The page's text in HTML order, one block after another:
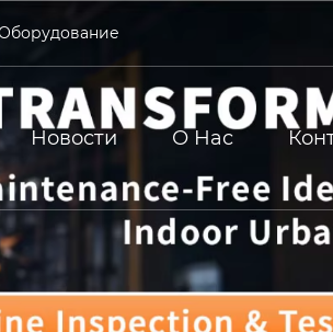
Новости О Нас